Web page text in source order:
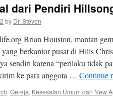
dari Pendiri
by Dr. Steven
Brian Houston, mantan
berkantor pusat di Hills
sendiri karena “perilaku tidak
ke para anggota … Continue
, Gereja, Kesesatan Umum dan New